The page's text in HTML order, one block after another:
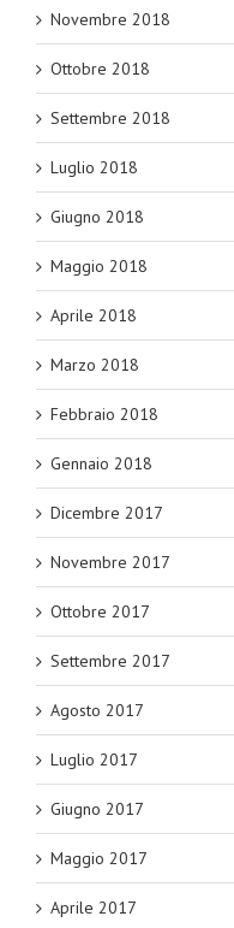
Novembre 2018
Ottobre 2018
Settembre 2018
Luglio 2018
Giugno 2018
Maggio 2018
Aprile 2018
Marzo 2018
Febbraio 2018
Gennaio 2018
Dicembre 2017
Novembre 2017
Ottobre 2017
Settembre 2017
Agosto 2017
Luglio 2017
Giugno 2017
Maggio 2017
Aprile 2017